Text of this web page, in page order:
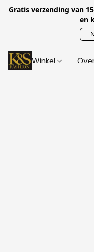
Gratis verzending van
en
Winkel